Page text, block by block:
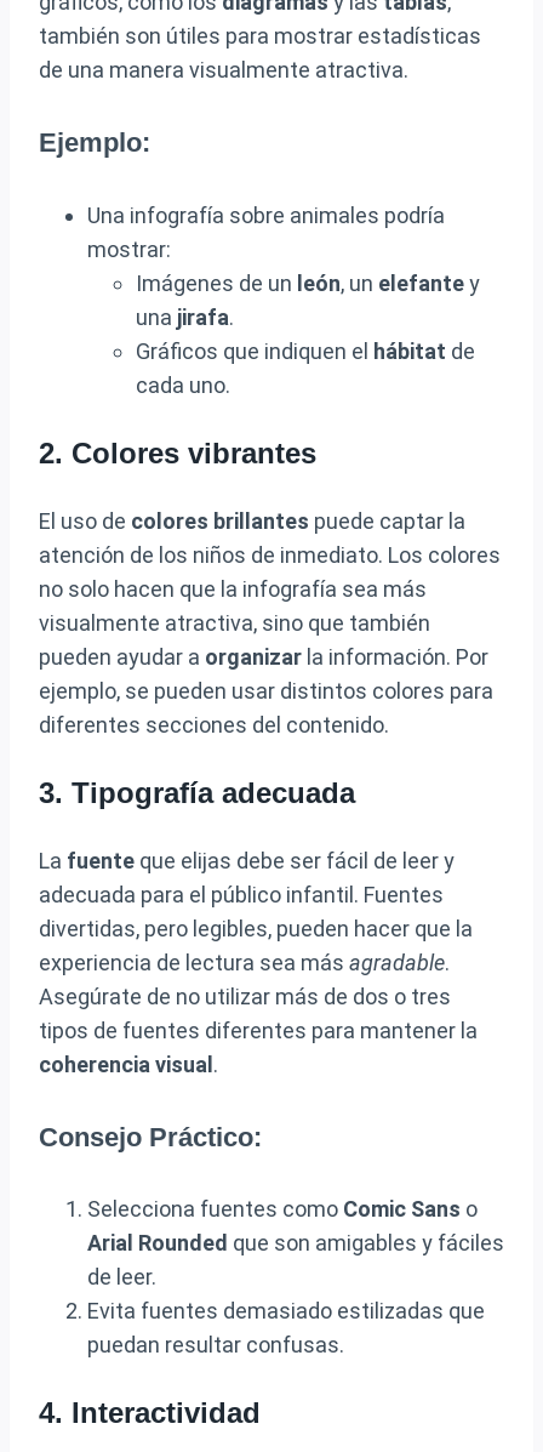
también son útiles para mostrar estadísticas
de una manera visualmente atractiva.
Ejemplo:
Una infografía sobre animales podría
mostrar:
Imágenes de un león, un elefantey
una jirafa.
Gráficos que indiquen el hábitat de
cada uno.
2. Colores vibrantes
El uso de colores brillantes puede captar la
atención de los niños de inmediato. Los colores
no solo hacen que la infografía sea más
visualmente atractiva, sino que también
pueden ayudar a organizar la información. Por
ejemplo, se pueden usar distintos colores para
diferentes secciones del contenido.
3. Tipografía adecuada
La fuente que elijas debe ser fácil de leer y
adecuada para el público infantil. Fuentes
divertidas, pero legibles, pueden hacer que la
experiencia de lectura sea más agradable.
Asegúrate de no utilizar más de dos o tres
tipos de fuentes diferentes para mantener la
coherencia visual.
Consejo Práctico:
Selecciona fuentes como Comic Sans o
Arial Rounded que son amigables y fáciles
de leer.
Evita fuentes demasiado estilizadas que
puedan resultar confusas.
4. Interactividad